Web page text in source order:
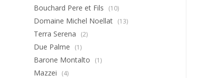
Bouchard Pere et Fils (10)
Domaine Michel Noellat (13)
Terra Serena (2)
Due Palme (1)
Barone Montalto (1)
Mazzei (4)